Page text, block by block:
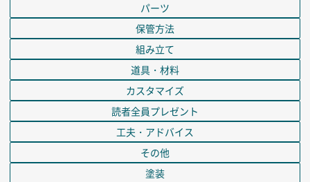
パーツ
保管方法
組み立て
道具・材料
カスタマイズ
読者全員プレゼント
工夫・アドバイス
その他
塗装